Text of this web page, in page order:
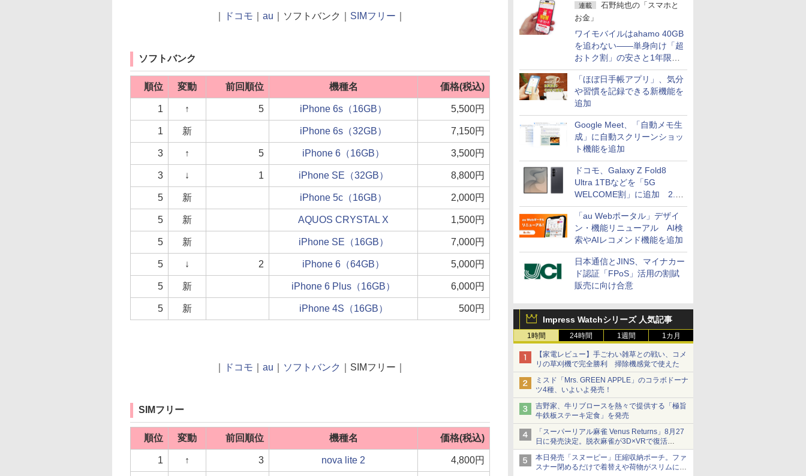
連載
石野純也の「スマホと
お金」
ワイモバイルはahamo 40GB
を追わない――単身向け「超
おトク割」の安さと1年限定
の注意点
「ほぼ日手帳アプリ」、気分
や習慣を記録できる新機能を
追加
Google Meet、「自動メモ生
成」に自動スクリーンショッ
ト機能を追加
ドコモ、Galaxy Z Fold8
Ultra 1TBなどを「5G
WELCOME割」に追加 2.2
万円引き
「au Webポータル」デザイ
ン・機能リニューアル AI検
索やAIレコメンド機能を追加
日本通信とJINS、マイナカー
ド認証「FPoS」活用の割賦
販売に向け合意
Impress Watchシリーズ 人気記事
1時間 24時間 1週間 1カ月
【家電レビュー】手ごわい雑草との戦い、コメ
リの草刈機で完全勝利 掃除機感覚で使えた
ミスド「Mrs. GREEN APPLE」のコラボドーナ
ツ4種、いよいよ発売！
吉野家、牛リブロースを熱々で提供する「極旨
牛鉄板ステーキ定食」を発売
「スーパーリアル麻雀 Venus Returns」8月27
日に発売決定。脱衣麻雀が3D×VRで復活
発売から2週間は20%オフになるセールが実施
本日発売「スヌーピー」圧縮収納ポーチ。ファ
スナー閉めるだけで着替えや荷物がスリムにま
ドコモ au ｜ソフトバンク｜ SIMフリー
ソフトバンク
順位 変動 前回順位 機種名 価格(税込)
1 ↑ 5 iPhone 6s（16GB） 5,500円
1 新 iPhone 6s（32GB） 7,150円
3 ↑ 5 iPhone 6（16GB） 3,500円
3 ↓ 1 iPhone SE（32GB） 8,800円
5 新 iPhone 5c（16GB） 2,000円
5 新 AQUOS CRYSTAL X 1,500円
5 新 iPhone SE（16GB） 7,000円
5 ↓ 2 iPhone 6（64GB） 5,000円
5 新 iPhone 6 Plus（16GB） 6,000円
5 新 iPhone 4S（16GB） 500円
ドコモ au ソフトバンク ｜SIMフリー｜
SIMフリー
順位 変動 前回順位 機種名 価格(税込)
1 ↑ 3 nova lite 2 4,800円